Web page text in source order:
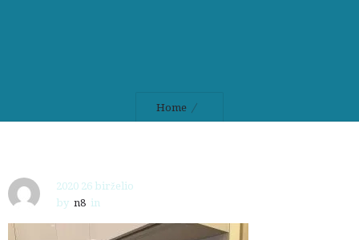
Home
2020 26 birželio
by n8 in